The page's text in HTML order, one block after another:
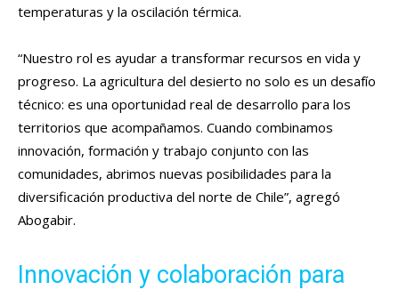
temperaturas y la oscilación térmica.
“Nuestro rol es ayudar a transformar recursos en vida y
progreso. La agricultura del desierto no solo es un desafío
técnico: es una oportunidad real de desarrollo para los
territorios que acompañamos. Cuando combinamos
innovación, formación y trabajo conjunto con las
comunidades, abrimos nuevas posibilidades para la
diversificación productiva del norte de Chile”, agregó
Abogabir.
Innovación y colaboración para